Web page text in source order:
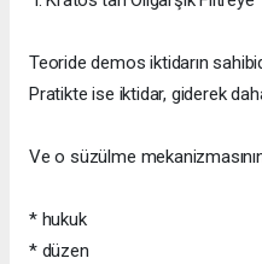
Teoride demos iktidarın
Pratikte ise iktidar, giderek
Ve o süzülme
* hukuk
* düzen